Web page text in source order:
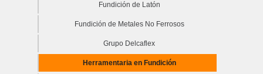
Fundición de Latón
Fundición de Metales No Ferrosos
Grupo Delcaflex
Herramentaria en Fundición